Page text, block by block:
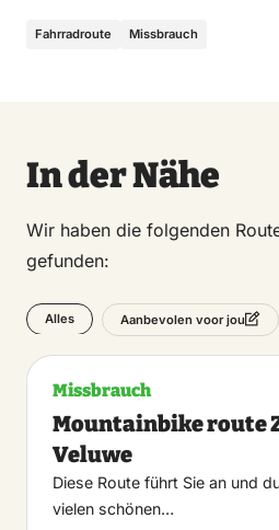
Fahrradroute Missbrauch
In der Nähe
Wir haben die folgenden
gefunden:
Alles Aanbevolen voor jou
Missbrauch
Mountainbike route
Veluwe
Diese Route führt Sie an und
vielen schönen…